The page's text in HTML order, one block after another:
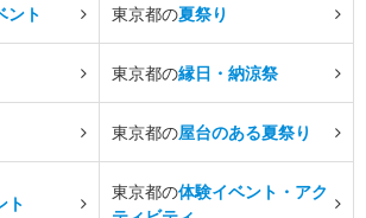
ント 東京都の夏祭り
東京都の縁日・納涼祭
東京都の屋台のある夏祭り
ト
東京都の体験イベント・アク